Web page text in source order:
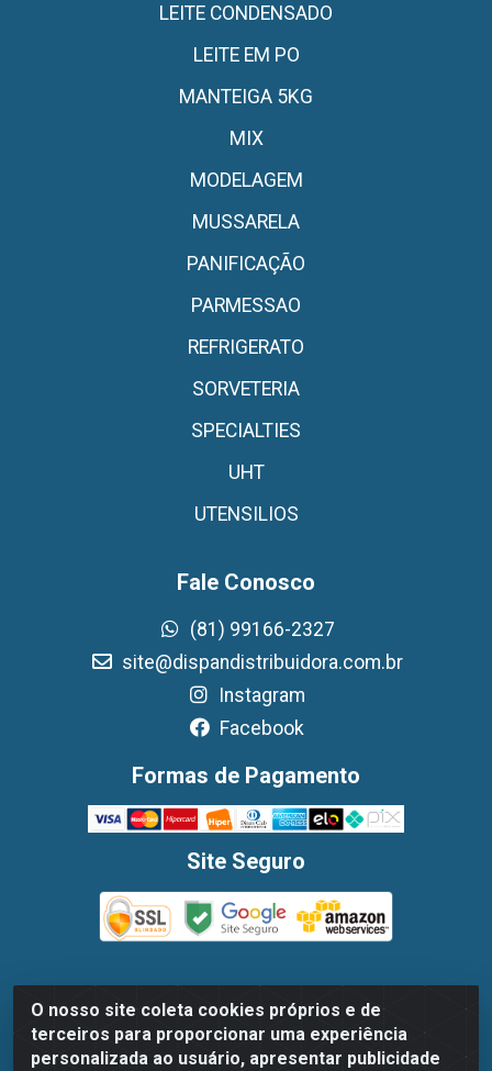
O nosso site coleta cookies próprios e de
terceiros para proporcionar uma experiência
personalizada ao usuário, apresentar publicidade
LEITE CONDENSADO
LEITE EM PO
MANTEIGA 5KG
MIX
MODELAGEM
MUSSARELA
PANIFICAÇÃO
PARMESSAO
REFRIGERATO
SORVETERIA
SPECIALTIES
UHT
UTENSILIOS
Fale Conosco
(81) 99166-2327
site@dispandistribuidora.com.br
Instagram
Facebook
Formas de Pagamento
Site Seguro
Dispan Distribuidora de Alimentos LTDA - Avenida
Marechal Mascarenhas De Moraes, 1048- Imbiribeira,